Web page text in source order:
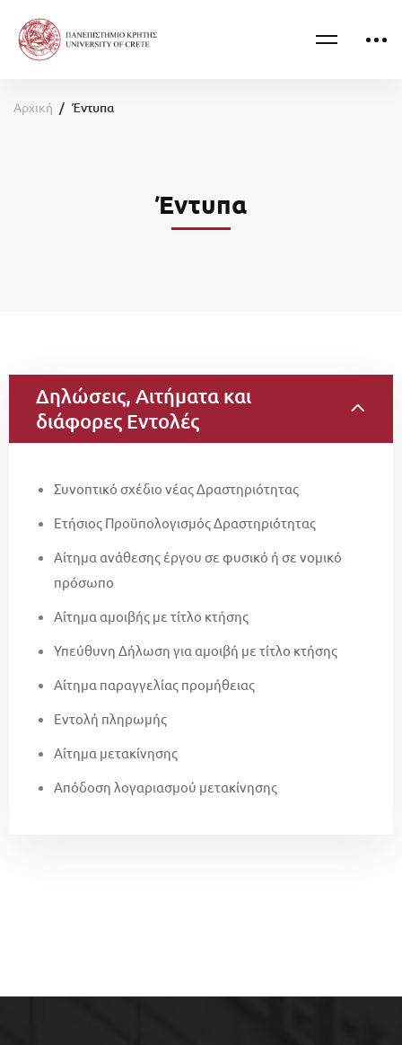
Αρχική Έντυπα
Έντυπα
Δηλώσεις, Αιτήματα και
διάφορες Εντολές
Συνοπτικό σχέδιο νέας Δραστηριότητας
Ετήσιος Προϋπολογισμός Δραστηριότητας
Αίτημα ανάθεσης έργου σε φυσικό ή σε νομικό
πρόσωπο
Αίτημα αμοιβής με τίτλο κτήσης
Υπεύθυνη Δήλωση για αμοιβή με τίτλο κτήσης
Αίτημα παραγγελίας προμήθειας
Εντολή πληρωμής
Aίτημα μετακίνησης
Απόδοση λογαριασμού μετακίνησης